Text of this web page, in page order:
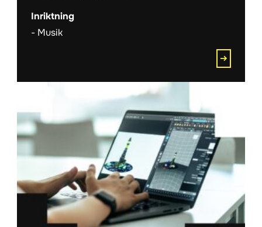
Inriktning
Musik